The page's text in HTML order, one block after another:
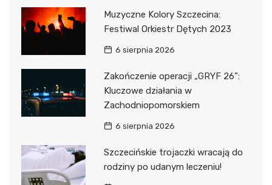
Muzyczne Kolory Szczecina:
Festiwal Orkiestr Dętych 2023
6 sierpnia 2026
Zakończenie operacji „GRYF 26”:
Kluczowe działania w
Zachodniopomorskiem
6 sierpnia 2026
Szczecińskie trojaczki wracają do
rodziny po udanym leczeniu!